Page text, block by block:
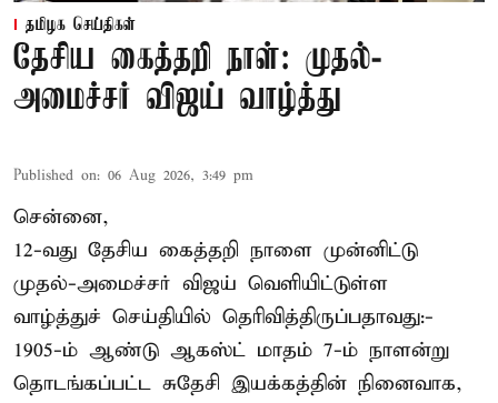
தமிழக செய்திகள்
தேசிய கைத்தறி நாள்: முதல்-
அமைச்சர் விஜய் வாழ்த்து
Published on: 06 Aug 2026, 3:49 pm
சென்னை,
12-வது தேசிய கைத்தறி நாளை முன்னிட்டு
முதல்-அமைச்சர் விஜய் வெளியிட்டுள்ள
வாழ்த்துச் செய்தியில் தெரிவித்திருப்பதாவது:-
1905-ம் ஆண்டு ஆகஸ்ட் மாதம் 7-ம் நாளன்று
தொடங்கப்பட்ட சுதேசி இயக்கத்தின் நினைவாக,